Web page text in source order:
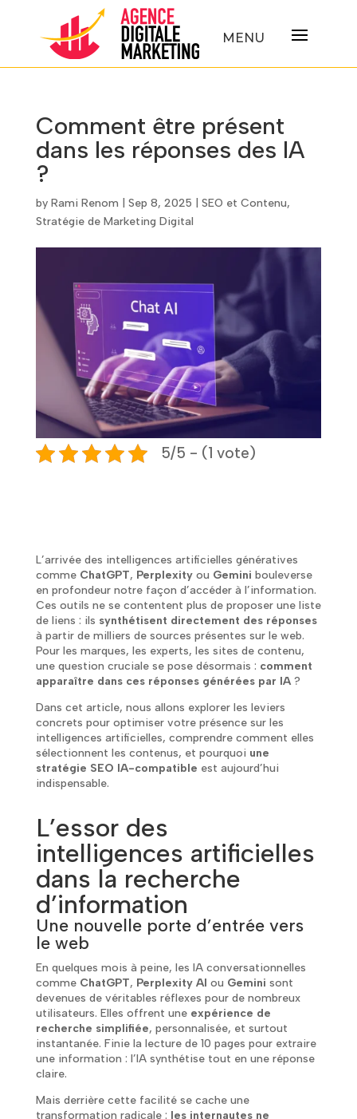
Comment être présent
dans les réponses des IA
?
by Rami Renom Sep 8, 2025 SEO et Contenu,
Stratégie de Marketing Digital
5/5 - (1 vote)
L’arrivée des intelligences artificielles génératives
comme ChatGPT, Perplexityou Gemini bouleverse
en profondeur notre façon d’accéder à l’information.
Ces outils ne se contentent plus de proposer une liste
de liens : ils synthétisent directement des réponses
à partir de milliers de sources présentes sur le web.
Pour les marques, les experts, les sites de contenu,
une question cruciale se pose désormais : comment
apparaître dans ces réponses générées par IA?
Dans cet article, nous allons explorer les leviers
concrets pour optimiser votre présence sur les
intelligences artificielles, comprendre comment elles
sélectionnent les contenus, et pourquoi une
stratégie SEO IA-compatible est aujourd’hui
indispensable.
L’essor des
intelligences artificielles
dans la recherche
d’information
Une nouvelle porte d’entrée vers
le web
En quelques mois à peine, les IA conversationnelles
comme ChatGPT, Perplexity AI ou Gemini sont
devenues de véritables réflexes pour de nombreux
utilisateurs. Elles offrent une expérience de
recherche simplifiée, personnalisée, et surtout
instantanée. Finie la lecture de 10 pages pour extraire
une information : l’IA synthétise tout en une réponse
claire.
Mais derrière cette facilité se cache une
transformation radicale : les internautes ne